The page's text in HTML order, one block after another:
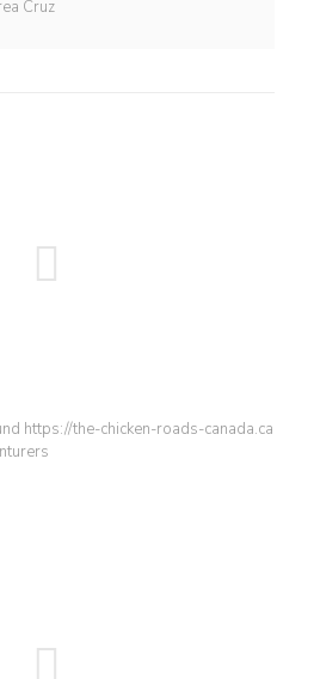
Cruz
https://the-chicken-roads-canada.ca